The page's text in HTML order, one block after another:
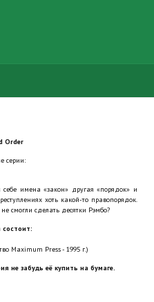
Order
серии:
имена «закон» другая «порядок» и
хоть какой-то правопорядок.
смогли сделать десятки Рэмбо?
состоит:
Maximum Press - 1995 г.)
не забудь её купить на бумаге.